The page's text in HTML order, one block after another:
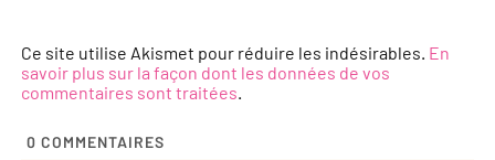
Ce site utilise Akismet pour réduire les indésirables. En
savoir plus sur la façon dont les données de vos
commentaires sont traitées.
0 COMMENTAIRES